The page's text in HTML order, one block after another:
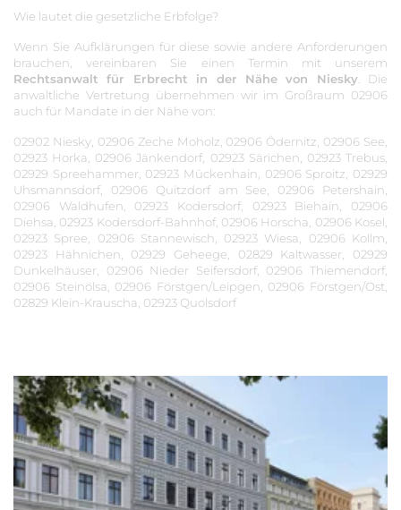
Wie lautet die gesetzliche Erbfolge?
Wenn Sie Aufklärungen für diese sowie andere Anforderungen
brauchen, vereinbaren Sie einen Termin mit unserem
Rechtsanwalt für Erbrecht in der Nähe von Niesky. Die
anwaltliche Vertretung übernehmen wir im Großraum 02906
auch für Mandate in der Nähe von:
02902 Niesky, 02906 Zeche Moholz, 02906 Ödernitz, 02906 See,
02923 Horka, 02906 Jänkendorf, 02923 Särichen, 02923 Trebus,
02929 Spreehammer, 02923 Mückenhain, 02906 Sproitz, 02929
Uhsmannsdorf, 02906 Quitzdorf am See, 02906 Petershain,
02906 Waldhufen, 02923 Kodersdorf, 02923 Biehain, 02906
Diehsa, 02923 Kodersdorf-Bahnhof, 02906 Horscha, 02906 Kosel,
02923 Spree, 02906 Stannewisch, 02923 Wiesa, 02906 Kollm,
02923 Hähnichen, 02929 Geheege, 02829 Kaltwasser, 02929
Dunkelhäuser, 02906 Nieder Seifersdorf, 02906 Thiemendorf,
02906 Steinölsa, 02906 Förstgen/Leipgen, 02906 Förstgen/Ost,
02829 Klein-Krauscha, 02923 Quolsdorf